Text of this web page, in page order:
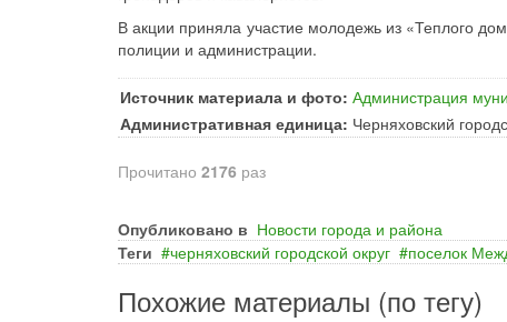
В акции приняла участие молодежь из «Теплого
полиции и администрации.
Источник материала и фото: Администрация
Административная единица: Черняховский
Прочитано 2176 раз
Опубликовано в Новости города и района
Теги
черняховский городской округ поселок
Похожие материалы (по тегу)